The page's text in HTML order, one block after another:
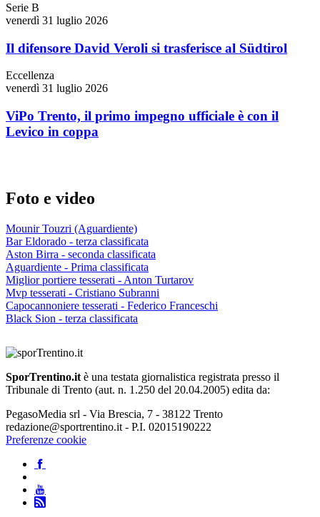
Serie B
venerdì 31 luglio 2026
Il difensore David Veroli si trasferisce al Südtirol
Eccellenza
venerdì 31 luglio 2026
ViPo Trento, il primo impegno ufficiale è con il
Levico in coppa
Foto e video
Mounir Touzri (Aguardiente)
Bar Eldorado - terza classificata
Aston Birra - seconda classificata
Aguardiente - Prima classificata
Miglior portiere tesserati - Anton Turtarov
Mvp tesserati - Cristiano Subranni
Capocannoniere tesserati - Federico Franceschi
Black Sion - terza classificata
SporTrentino.it è una testata giornalistica registrata presso il
Tribunale di Trento (aut. n. 1.250 del 20.04.2005) edita da:
PegasoMedia srl - Via Brescia, 7 - 38122 Trento
redazione@sportrentino.it - P.I. 02015190222
Preferenze cookie